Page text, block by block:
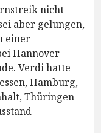
nicht
aber gelungen,
einer
Hannover
Verdi hatte
Hamburg,
Thüringen